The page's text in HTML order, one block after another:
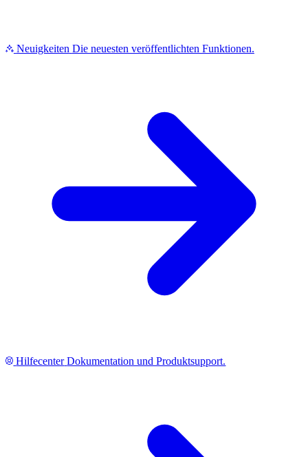
Neuigkeiten Die neuesten veröffentlichten Funktionen.
Hilfecenter Dokumentation und Produktsupport.